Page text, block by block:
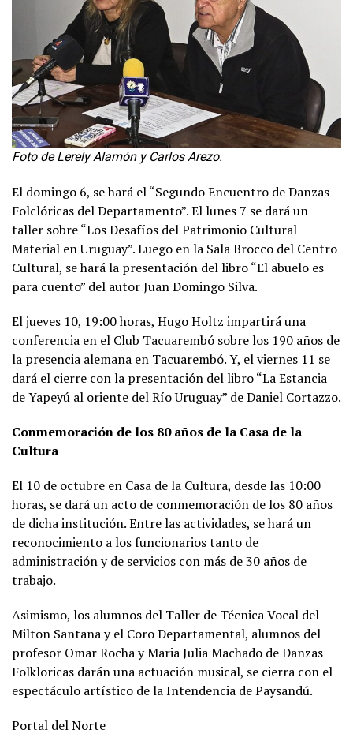
Foto de Lerely Alamón y Carlos Arezo.
El domingo 6, se hará el “Segundo Encuentro de Danzas
Folclóricas del Departamento”. El lunes 7 se dará un
taller sobre “Los Desafíos del Patrimonio Cultural
Material en Uruguay”. Luego en la Sala Brocco del Centro
Cultural, se hará la presentación del libro “El abuelo es
para cuento” del autor Juan Domingo Silva.
El jueves 10, 19:00 horas, Hugo Holtz impartirá una
conferencia en el Club Tacuarembó sobre los 190 años de
la presencia alemana en Tacuarembó. Y, el viernes 11 se
dará el cierre con la presentación del libro “La Estancia
de Yapeyú al oriente del Río Uruguay” de Daniel Cortazzo.
Conmemoración de los 80 años de la Casa de la
Cultura
El 10 de octubre en Casa de la Cultura, desde las 10:00
horas, se dará un acto de conmemoración de los 80 años
de dicha institución. Entre las actividades, se hará un
reconocimiento a los funcionarios tanto de
administración y de servicios con más de 30 años de
trabajo.
Asimismo, los alumnos del Taller de Técnica Vocal del
Milton Santana y el Coro Departamental, alumnos del
profesor Omar Rocha y Maria Julia Machado de Danzas
Folkloricas darán una actuación musical, se cierra con el
espectáculo artístico de la Intendencia de Paysandú.
Portal del Norte